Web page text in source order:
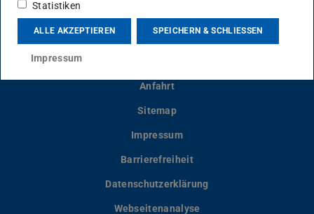
LinkedIn-Seite der TU Darmstadt
Instagram-Kanal der TU
Bluesky-Kanal der TU
Facebook-
Anfahrt
Sitemap
Impressum
Barrierefreiheit
Datenschutzerklärung
Webseitenanalyse
Statistiken
ALLE AKZEPTIEREN SPEICHERN & SCHLIESSEN
Impressum